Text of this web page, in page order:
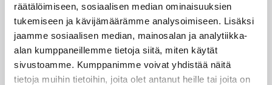
räätälöimiseen, sosiaalisen median ominaisuuksien
tukemiseen ja kävijämäärämme analysoimiseen. Lisäksi
jaamme sosiaalisen median, mainosalan ja analytiikka-
alan kumppaneillemme tietoja siitä, miten käytät
sivustoamme. Kumppanimme voivat yhdistää näitä
tietoja muihin tietoihin, joita olet antanut heille tai joita on
Katso myös